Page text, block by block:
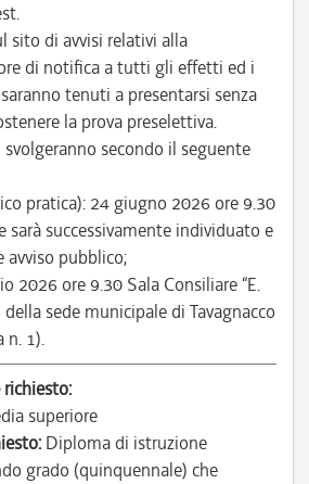
sito di avvisi relativi alla
di notifica a tutti gli effetti ed i
tenuti a presentarsi senza
la prova preselettiva.
svolgeranno secondo il seguente
pratica): 24 giugno 2026 ore 9.30
sarà successivamente individuato e
pubblico;
2026 ore 9.30 Sala Consiliare “E.
della sede municipale di Tavagnacco
n. 1).
superiore
Diploma di istruzione
grado (quinquennale) che